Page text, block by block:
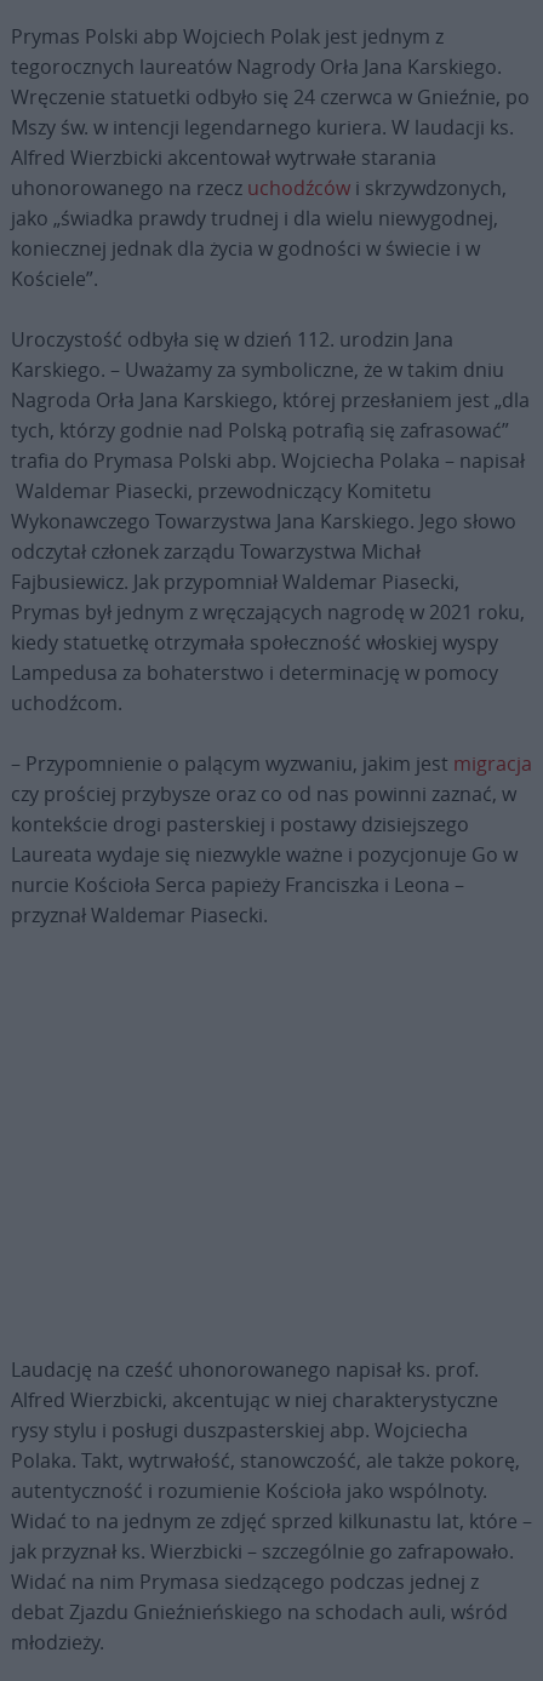
Prymas Polski abp Wojciech Polak jest jednym z
tegorocznych laureatów Nagrody Orła Jana Karskiego.
Wręczenie statuetki odbyło się 24 czerwca w Gnieźnie, po
Mszy św. w intencji legendarnego kuriera. W laudacji ks.
Alfred Wierzbicki akcentował wytrwałe starania
uhonorowanego na rzecz uchodźcówi skrzywdzonych,
jako „świadka prawdy trudnej i dla wielu niewygodnej,
koniecznej jednak dla życia w godności w świecie i w
Kościele”.
Uroczystość odbyła się w dzień 112. urodzin Jana
Karskiego. – Uważamy za symboliczne, że w takim dniu
Nagroda Orła Jana Karskiego, której przesłaniem jest „dla
tych, którzy godnie nad Polską potrafią się zafrasować”
trafia do Prymasa Polski abp. Wojciecha Polaka – napisał
Waldemar Piasecki, przewodniczący Komitetu
Wykonawczego Towarzystwa Jana Karskiego. Jego słowo
odczytał członek zarządu Towarzystwa Michał
Fajbusiewicz. Jak przypomniał Waldemar Piasecki,
Prymas był jednym z wręczających nagrodę w 2021 roku,
kiedy statuetkę otrzymała społeczność włoskiej wyspy
Lampedusa za bohaterstwo i determinację w pomocy
uchodźcom.
– Przypomnienie o palącym wyzwaniu, jakim jest migracja
czy prościej przybysze oraz co od nas powinni zaznać, w
kontekście drogi pasterskiej i postawy dzisiejszego
Laureata wydaje się niezwykle ważne i pozycjonuje Go w
nurcie Kościoła Serca papieży Franciszka i Leona –
przyznał Waldemar Piasecki.
Laudację na cześć uhonorowanego napisał ks. prof.
Alfred Wierzbicki, akcentując w niej charakterystyczne
rysy stylu i posługi duszpasterskiej abp. Wojciecha
Polaka. Takt, wytrwałość, stanowczość, ale także pokorę,
autentyczność i rozumienie Kościoła jako wspólnoty.
Widać to na jednym ze zdjęć sprzed kilkunastu lat, które –
jak przyznał ks. Wierzbicki – szczególnie go zafrapowało.
Widać na nim Prymasa siedzącego podczas jednej z
debat Zjazdu Gnieźnieńskiego na schodach auli, wśród
młodzieży.